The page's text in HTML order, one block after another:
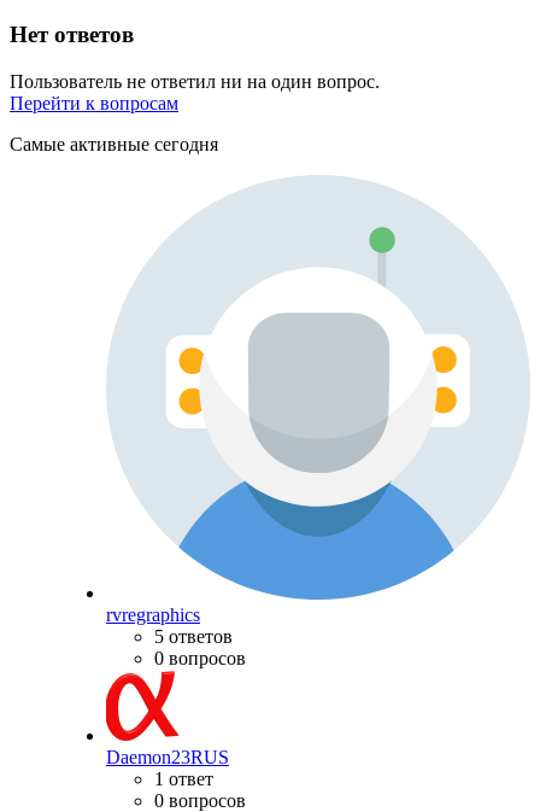
Нет ответов
Пользователь не ответил ни на один вопрос.
Перейти к вопросам
Самые активные сегодня
rvregraphics
5 ответов
0 вопросов
Daemon23RUS
1 ответ
0 вопросов